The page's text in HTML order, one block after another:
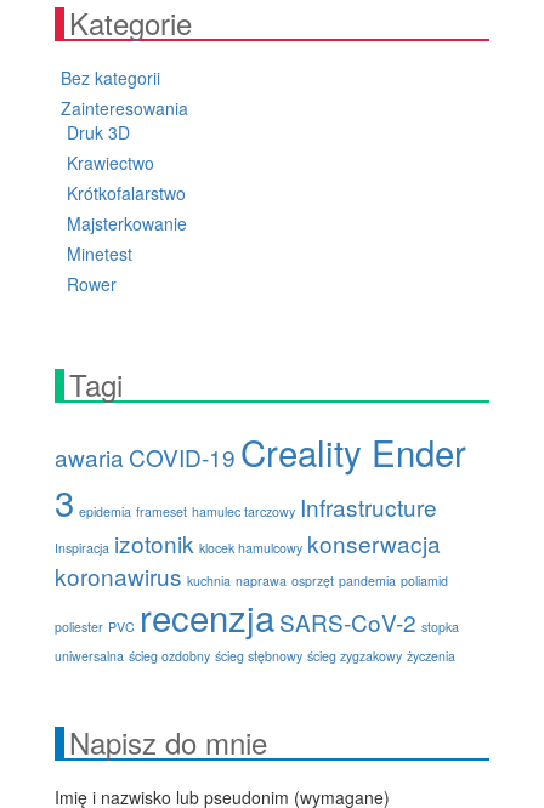
Kategorie
Bez kategorii
Zainteresowania
Druk 3D
Krawiectwo
Krótkofalarstwo
Majsterkowanie
Minetest
Rower
Tagi
awaria COVID-19 Creality Ender
3 epidemia frameset hamulec tarczowy Infrastructure
Inspiracja izotonik klocek hamulcowy konserwacja
koronawirus kuchnia naprawa osprzęt pandemia poliamid
poliester PVC recenzjaSARS-CoV-2 stopka
uniwersalna ścieg ozdobny ścieg stębnowy ścieg zygzakowy życzenia
Napisz do mnie
Imię i nazwisko lub pseudonim (wymagane)